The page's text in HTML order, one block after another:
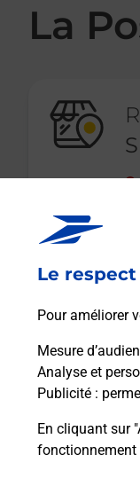
Le
Pour améliorer
Mesure
Analyse et
Publicité :
En cliquant sur
fonctionnement
La